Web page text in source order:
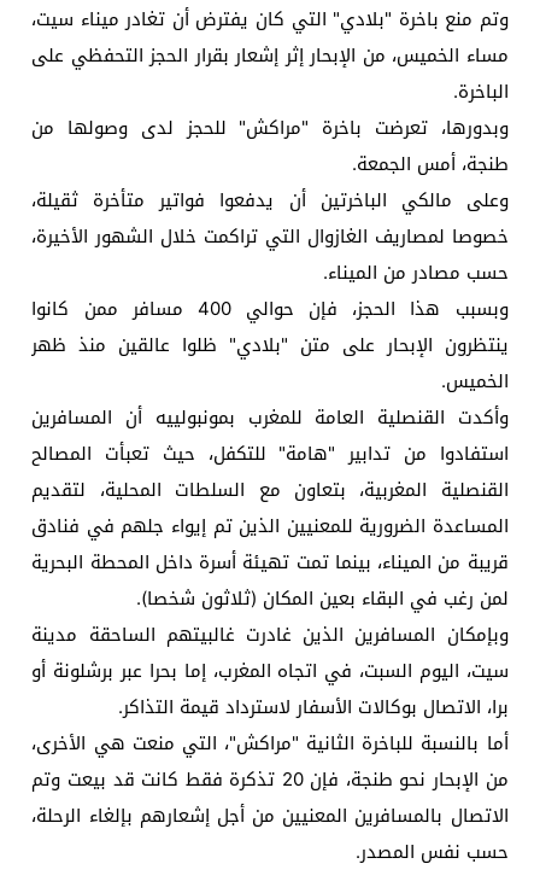
وتم منع باخرة "بلادي" التي كان يفترض أن تغادر ميناء سيت،
مساء الخميس، من الإبحار إثر إشعار بقرار الحجز التحفظي على
الباخرة.
وبدورها، تعرضت باخرة "مراكش" للحجز لدى وصولها من
طنجة، أمس الجمعة.
وعلى مالكي الباخرتين أن يدفعوا فواتير متأخرة ثقيلة،
خصوصا لمصاريف الغازوال التي تراكمت خلال الشهور الأخيرة،
حسب مصادر من الميناء.
وبسبب هذا الحجز، فإن حوالي 400 مسافر ممن كانوا
ينتظرون الإبحار على متن "بلادي" ظلوا عالقين منذ ظهر
الخميس.
وأكدت القنصلية العامة للمغرب بمونبولييه أن المسافرين
استفادوا من تدابير "هامة" للتكفل، حيث تعبأت المصالح
القنصلية المغربية، بتعاون مع السلطات المحلية، لتقديم
المساعدة الضرورية للمعنيين الذين تم إيواء جلهم في فنادق
قريبة من الميناء، بينما تمت تهيئة أسرة داخل المحطة البحرية
لمن رغب في البقاء بعين المكان (ثلاثون شخصا).
وبإمكان المسافرين الذين غادرت غالبيتهم الساحقة مدينة
سيت، اليوم السبت، في اتجاه المغرب، إما بحرا عبر برشلونة أو
برا، الاتصال بوكالات الأسفار لاسترداد قيمة التذاكر.
أما بالنسبة للباخرة الثانية "مراكش"، التي منعت هي الأخرى،
من الإبحار نحو طنجة، فإن 20 تذكرة فقط كانت قد بيعت وتم
الاتصال بالمسافرين المعنيين من أجل إشعارهم بإلغاء الرحلة،
حسب نفس المصدر.